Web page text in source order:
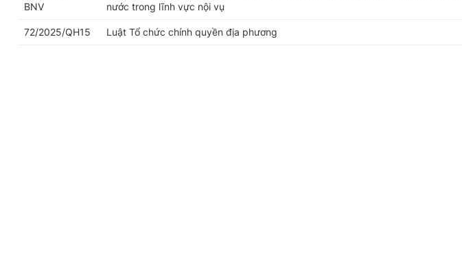
BNV
nước trong lĩnh vực nội vụ
72/2025/QH15 Luật Tổ chức chính quyền địa phương